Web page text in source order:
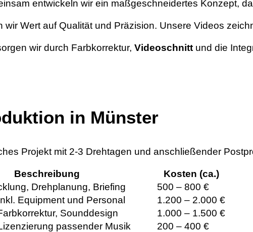
entwickeln wir ein maßgeschneidertes Konzept,
Wert auf Qualität und Präzision. Unsere Videos
wir durch Farbkorrektur, Videoschnitt und die
in Münster
Projekt mit 2-3 Drehtagen und anschließender
Beschreibung
Kosten (ca.)
Drehplanung, Briefing
500 – 800 €
Equipment und Personal
1.200 – 2.000 €
Sounddesign
1.000 – 1.500 €
passender Musik
200 – 400 €